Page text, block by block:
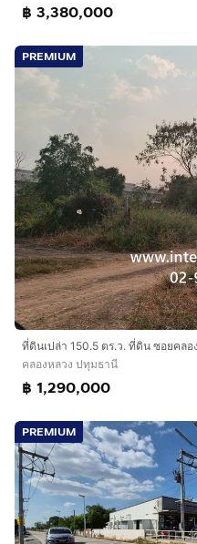
฿ 3,380,000
PREMIUM
คลองหลวง ปทุมธานี
฿ 1,290,000
PREMIUM